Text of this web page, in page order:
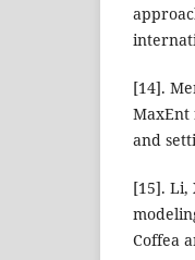
[14].
MaxEnt
and
[15]. Li,
Coffea